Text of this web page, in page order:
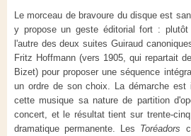
Le morceau de bravoure du disque est
y propose un geste éditorial fort : plutôt
l'autre des deux suites Guiraud
Fritz Hoffmann (vers 1905, qui repartait
Bizet) pour proposer une séquence
un ordre de son choix. La démarche
cette musique sa nature de partition
concert, et le résultat tient sur trente-
dramatique permanente. Les Toréadors